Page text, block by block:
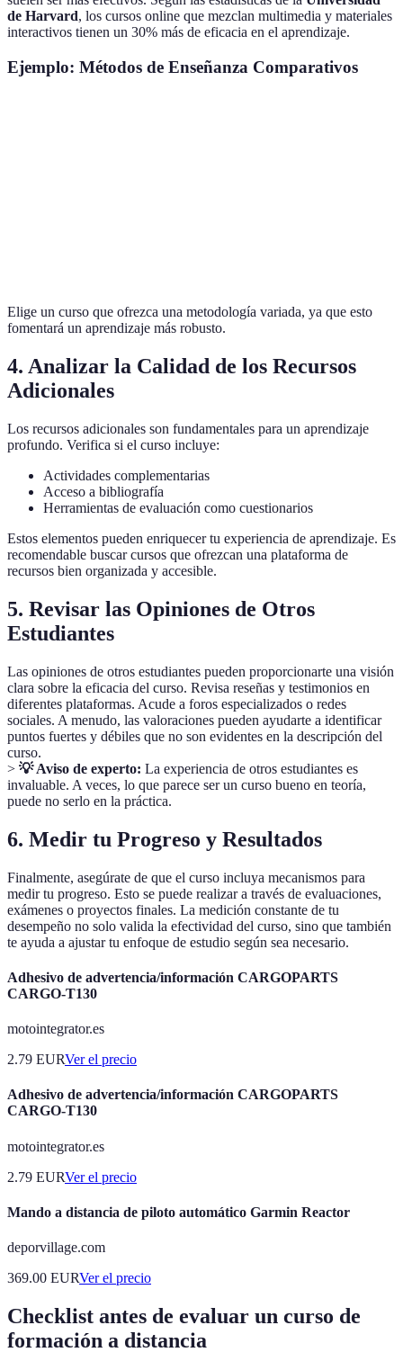
de Harvard, los cursos online que mezclan multimedia y materiales
interactivos tienen un 30% más de eficacia en el aprendizaje.
Ejemplo: Métodos de Enseñanza Comparativos
Elige un curso que ofrezca una metodología variada, ya que esto
fomentará un aprendizaje más robusto.
4. Analizar la Calidad de los Recursos
Adicionales
Los recursos adicionales son fundamentales para un aprendizaje
profundo. Verifica si el curso incluye:
Actividades complementarias
Acceso a bibliografía
Herramientas de evaluación como cuestionarios
Estos elementos pueden enriquecer tu experiencia de aprendizaje. Es
recomendable buscar cursos que ofrezcan una plataforma de
recursos bien organizada y accesible.
5. Revisar las Opiniones de Otros
Estudiantes
Las opiniones de otros estudiantes pueden proporcionarte una visión
clara sobre la eficacia del curso. Revisa reseñas y testimonios en
diferentes plataformas. Acude a foros especializados o redes
sociales. A menudo, las valoraciones pueden ayudarte a identificar
puntos fuertes y débiles que no son evidentes en la descripción del
curso.
> 💡 Aviso de experto: La experiencia de otros estudiantes es
invaluable. A veces, lo que parece ser un curso bueno en teoría,
puede no serlo en la práctica.
6. Medir tu Progreso y Resultados
Finalmente, asegúrate de que el curso incluya mecanismos para
medir tu progreso. Esto se puede realizar a través de evaluaciones,
exámenes o proyectos finales. La medición constante de tu
desempeño no solo valida la efectividad del curso, sino que también
te ayuda a ajustar tu enfoque de estudio según sea necesario.
Adhesivo de advertencia/información CARGOPARTS
CARGO-T130
motointegrator.es
2.79 EURVer el precio
Adhesivo de advertencia/información CARGOPARTS
CARGO-T130
motointegrator.es
2.79 EURVer el precio
Mando a distancia de piloto automático Garmin Reactor
deporvillage.com
369.00 EURVer el precio
Checklist antes de evaluar un curso de
formación a distancia